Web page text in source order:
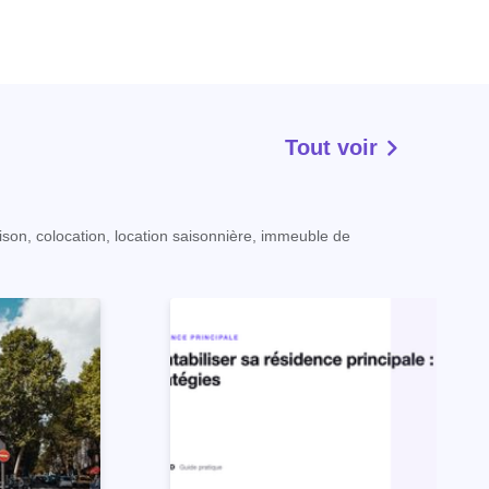
Tout voir
colocation, location saisonnière, immeuble de